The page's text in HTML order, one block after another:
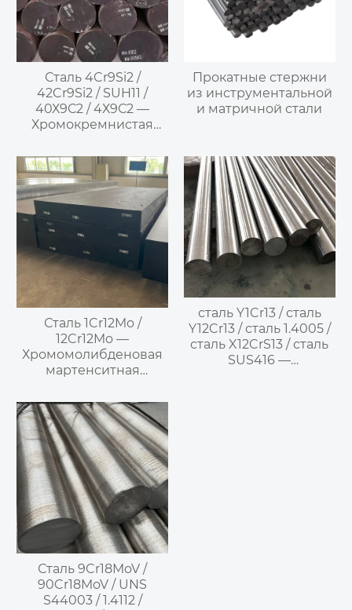
Сталь 4Cr9Si2 /
42Cr9Si2 / SUH11 /
40Х9С2 / 4Х9С2 —
Хромокремнистая
клапанная сталь
Прокатные стержни
из инструментальной
и матричной стали
Сталь 1Cr12Mo /
12Cr12Mo —
Хромомолибденовая
мартенситная
сталь Y1Cr13 / сталь
Y12Cr13 / сталь 1.4005 /
сталь X12CrS13 / сталь
SUS416 —
Сталь 9Cr18MoV /
90Cr18MoV / UNS
S44003 / 1.4112 /